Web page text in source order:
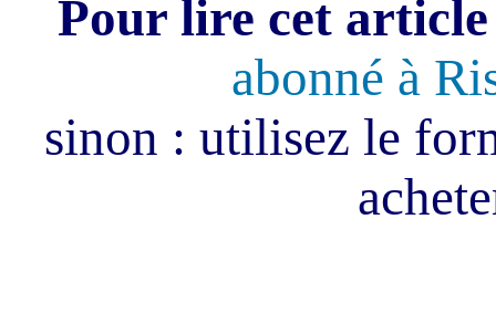
Pour lire cet
abonné à
sinon : utilisez le